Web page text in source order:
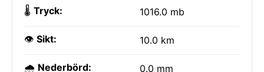
🌡️ Tryck: 1016.0 mb
👁️ Sikt: 10.0 km
🌧️ Nederbörd: 0.0 mm